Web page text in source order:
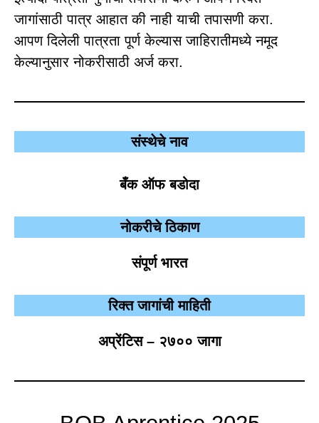
जागांसाठी पात्र आहात की नाही याची तपासणी करा.
आपण दिलेली पात्रता पूर्ण केल्यास जाहिरातीमध्ये नमूद
केल्यानुसार नोकरीसाठी अर्ज करा.
संस्थेचे नाव
बँक ऑफ बडोदा
नोकरीचे ठिकाण
संपूर्ण भारत
रिक्त जागांची माहिती
अप्रेंटिस – २७०० जागा